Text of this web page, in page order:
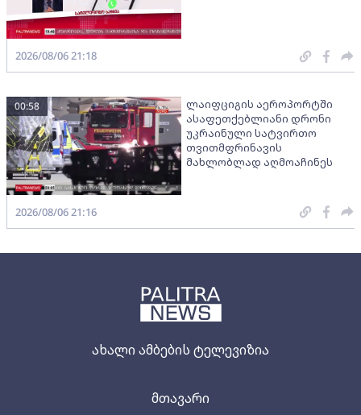
ახალი ამბების ტელევიზია
მთავარი
2026/08/06 21:18
ლაიფციგის აეროპორტში
ასაფეთქებლიანი დრონი
უკრაინული სატვირთო
თვითმფრინავის
მახლობლად აღმოაჩინეს
00:58
2026/08/06 21:16